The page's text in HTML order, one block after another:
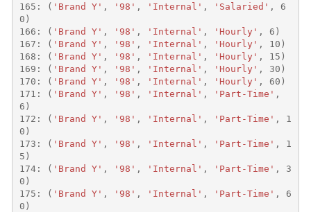
165 : ( 'Brand Y' , '98' , 'Internal' , 'Salaried' ,
6
0 )
166 : ( 'Brand Y' , '98' , 'Internal' , 'Hourly' , 6 )
167 : ( 'Brand Y' , '98' , 'Internal' , 'Hourly' , 10 )
168 : ( 'Brand Y' , '98' , 'Internal' , 'Hourly' , 15 )
169 : ( 'Brand Y' , '98' , 'Internal' , 'Hourly' , 30 )
170 : ( 'Brand Y' , '98' , 'Internal' , 'Hourly' , 60 )
171 : ( 'Brand Y' , '98' , 'Internal' , 'Part-Time' ,
6 )
172 : ( 'Brand Y' , '98' , 'Internal' , 'Part-Time' ,
1
0 )
173 : ( 'Brand Y' , '98' , 'Internal' , 'Part-Time' ,
1
5 )
174: ( 'Brand Y' , '98' , 'Internal' , 'Part-Time' ,
3
0 )
175 : ( 'Brand Y' , '98' , 'Internal' , 'Part-Time' ,
6
0 )